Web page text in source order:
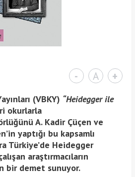
- A +
(VBKY) “Heidegger ile
okurlarla
A. Kadir Çüçen ve
yaptığı bu kapsamlı
Türkiye’de Heidegger
araştırmacıların
bir demet sunuyor.